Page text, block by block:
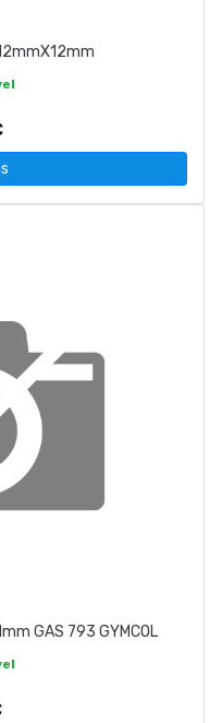
GAS 793 GYMCOL